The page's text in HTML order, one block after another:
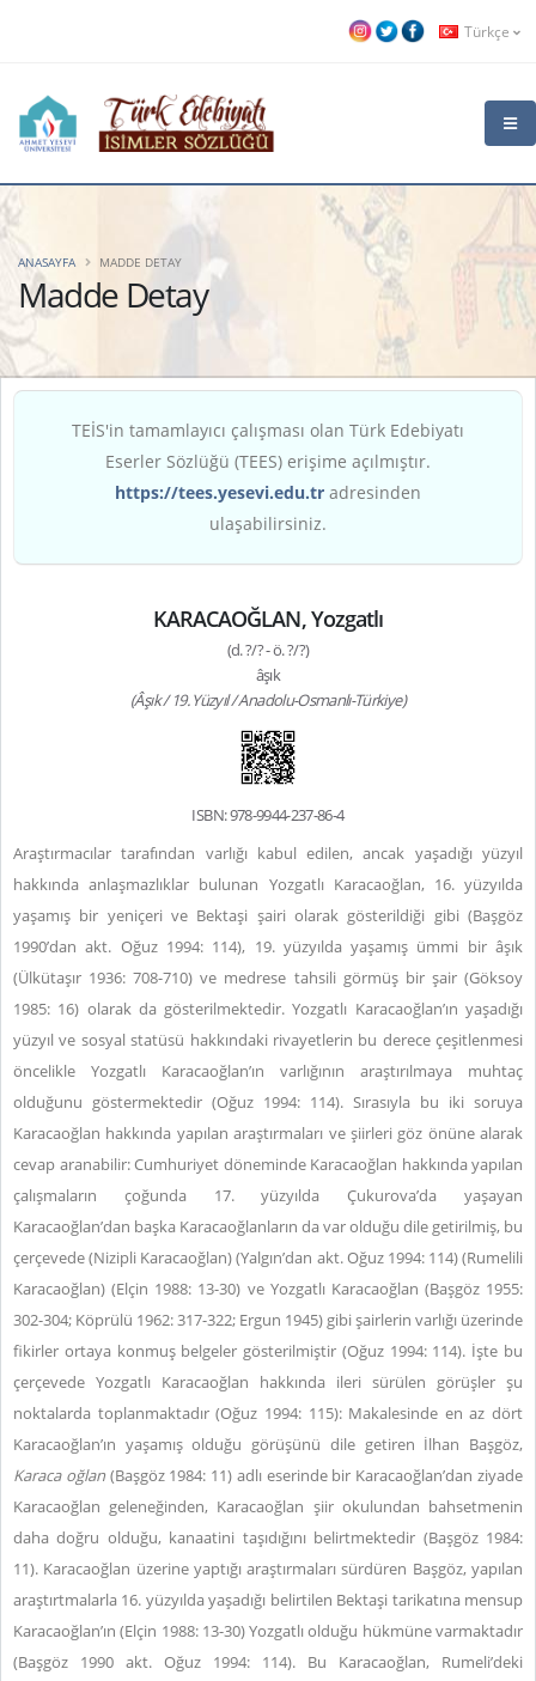
Türkçe
Madde Detay
ANASAYFA MADDE DETAY
TEİS'in tamamlayıcı çalışması olan Türk Edebiyatı
Eserler Sözlüğü (TEES) erişime açılmıştır.
https://tees.yesevi.edu.tr adresinden
ulaşabilirsiniz.
KARACAOĞLAN, Yozgatlı
(d. ?/? - ö. ?/?)
âşık
(Âşık / 19. Yüzyıl / Anadolu-Osmanlı-Türkiye)
ISBN: 978-9944-237-86-4
Araştırmacılar tarafından varlığı kabul edilen, ancak yaşadığı yüzyıl
hakkında anlaşmazlıklar bulunan Yozgatlı Karacaoğlan, 16. yüzyılda
yaşamış bir yeniçeri ve Bektaşi şairi olarak gösterildiği gibi (Başgöz
1990’dan akt. Oğuz 1994: 114), 19. yüzyılda yaşamış ümmi bir âşık
(Ülkütaşır 1936: 708-710) ve medrese tahsili görmüş bir şair (Göksoy
1985: 16) olarak da gösterilmektedir. Yozgatlı Karacaoğlan’ın yaşadığı
yüzyıl ve sosyal statüsü hakkındaki rivayetlerin bu derece çeşitlenmesi
öncelikle Yozgatlı Karacaoğlan’ın varlığının araştırılmaya muhtaç
olduğunu göstermektedir (Oğuz 1994: 114). Sırasıyla bu iki soruya
Karacaoğlan hakkında yapılan araştırmaları ve şiirleri göz önüne alarak
cevap aranabilir: Cumhuriyet döneminde Karacaoğlan hakkında yapılan
çalışmaların çoğunda 17. yüzyılda Çukurova’da yaşayan
Karacaoğlan’dan başka Karacaoğlanların da var olduğu dile getirilmiş, bu
çerçevede (Nizipli Karacaoğlan) (Yalgın’dan akt. Oğuz 1994: 114) (Rumelili
Karacaoğlan) (Elçin 1988: 13-30) ve Yozgatlı Karacaoğlan (Başgöz 1955:
302-304; Köprülü 1962: 317-322; Ergun 1945) gibi şairlerin varlığı üzerinde
fikirler ortaya konmuş belgeler gösterilmiştir (Oğuz 1994: 114). İşte bu
çerçevede Yozgatlı Karacaoğlan hakkında ileri sürülen görüşler şu
noktalarda toplanmaktadır (Oğuz 1994: 115): Makalesinde en az dört
Karacaoğlan’ın yaşamış olduğu görüşünü dile getiren İlhan Başgöz,
Karaca oğlan(Başgöz 1984: 11) adlı eserinde bir Karacaoğlan’dan ziyade
Karacaoğlan geleneğinden, Karacaoğlan şiir okulundan bahsetmenin
daha doğru olduğu, kanaatini taşıdığını belirtmektedir (Başgöz 1984:
11). Karacaoğlan üzerine yaptığı araştırmaları sürdüren Başgöz, yapılan
araştırtmalarla 16. yüzyılda yaşadığı belirtilen Bektaşi tarikatına mensup
Karacaoğlan’ın (Elçin 1988: 13-30) Yozgatlı olduğu hükmüne varmaktadır
(Başgöz 1990 akt. Oğuz 1994: 114). Bu Karacaoğlan, Rumeli’deki